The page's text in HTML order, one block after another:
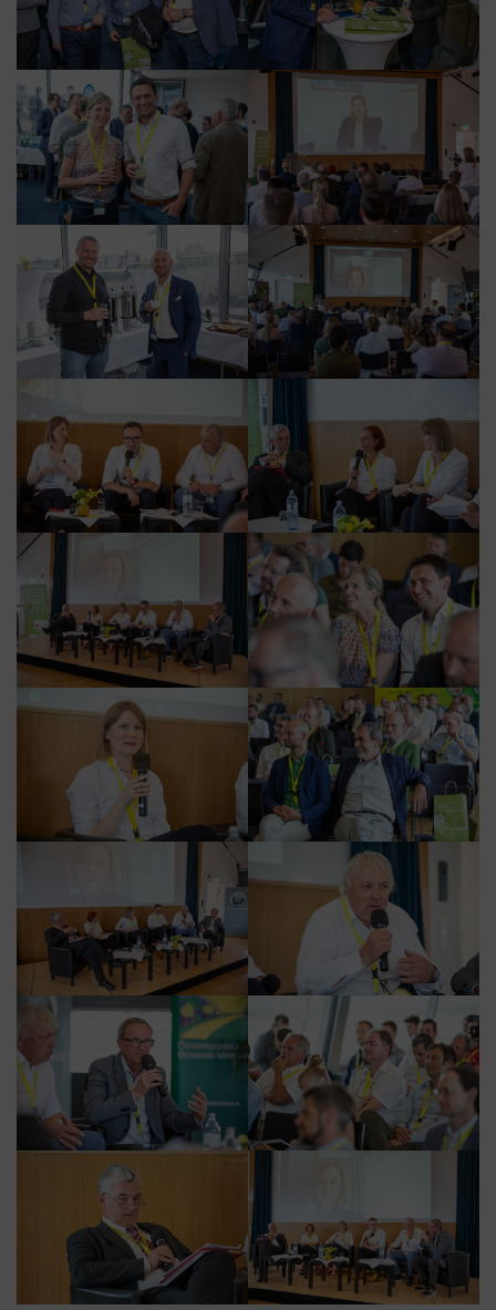
Google Tag Manager
Der Google Tag Manager setzt keine Cookies
(im leeren Zustand). Der Tag Manager ist nur
ein "Container", über den Sie u.a. verschiedene
Tracking- und Remarketing-Codes gebündelt
einbauen können. Wenn Sie beispielsweise
Google Analytics über den Tag Manager
einbinden, werden Cookies gesetzt. Diese
Cookies stammen aber von Google Analytics
und nicht vom Tag Manager selbst.